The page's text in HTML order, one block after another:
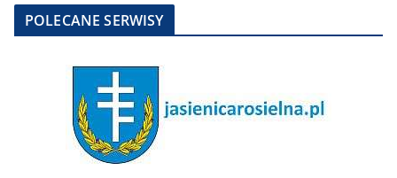
POLECANE SERWISY